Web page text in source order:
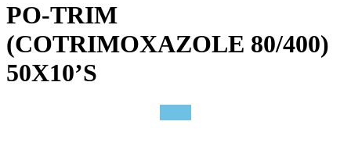
PO-TRIM
(COTRIMOXAZOLE 80/400)
50X10’S